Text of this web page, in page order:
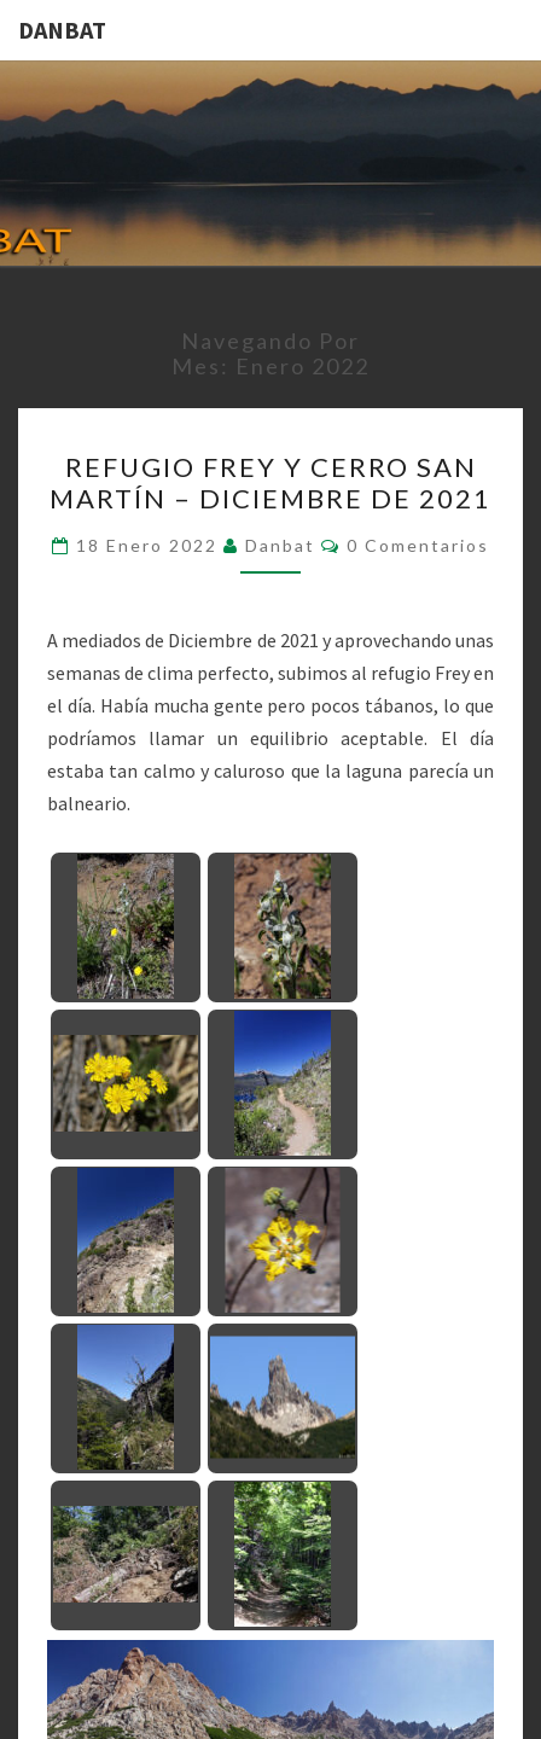
DANBAT
DANBAT
Navegando Por
Mes: Enero 2022
FREY
Y
CERRO
SAN
–
DICIEMBRE
DE
2021
REFUGIO FREY Y CERRO SAN
MARTÍN – DICIEMBRE DE 2021
18 Enero 2022 Danbat Comentarios
0 Comentarios
A mediados de Diciembre de 2021 y aprovechando unas
semanas de clima perfecto, subimos al refugio Frey en
el día. Había mucha gente pero pocos tábanos, lo que
podríamos llamar un equilibrio aceptable. El día
estaba tan calmo y caluroso que la laguna parecía un
balneario.